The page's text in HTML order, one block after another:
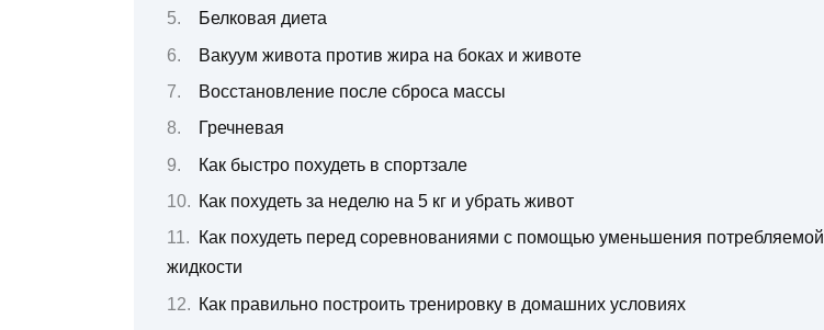
Белковая диета
Вакуум живота против жира на боках и животе
Восстановление после сброса массы
Гречневая
Как быстро похудеть в спортзале
Как похудеть за неделю на 5 кг и убрать живот
Как похудеть перед соревнованиями с помощью уменьшения потребляемой
жидкости
Как правильно построить тренировку в домашних условиях